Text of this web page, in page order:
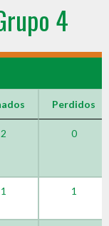
4
Perdidos
2 0
1 1